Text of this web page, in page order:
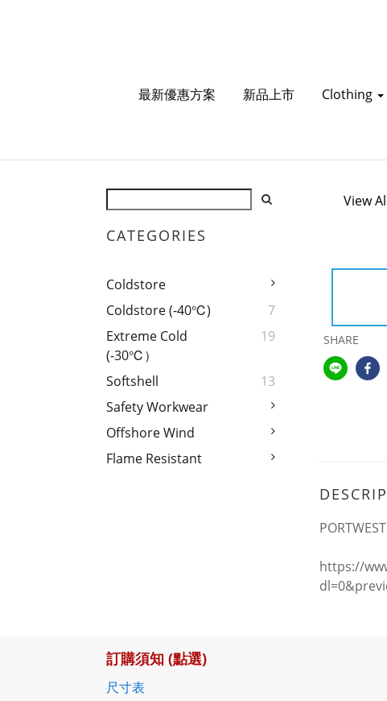
最新優惠方案 新品上市 Clothing
CATEGORIES
Coldstore
Coldstore (-40℃)
7
Extreme Cold
(-30℃）
19
Softshell
13
Safety Workwear
Offshore Wind
Flame Resistant
View
SHARE
https://
訂購須知 (點選)
尺寸表